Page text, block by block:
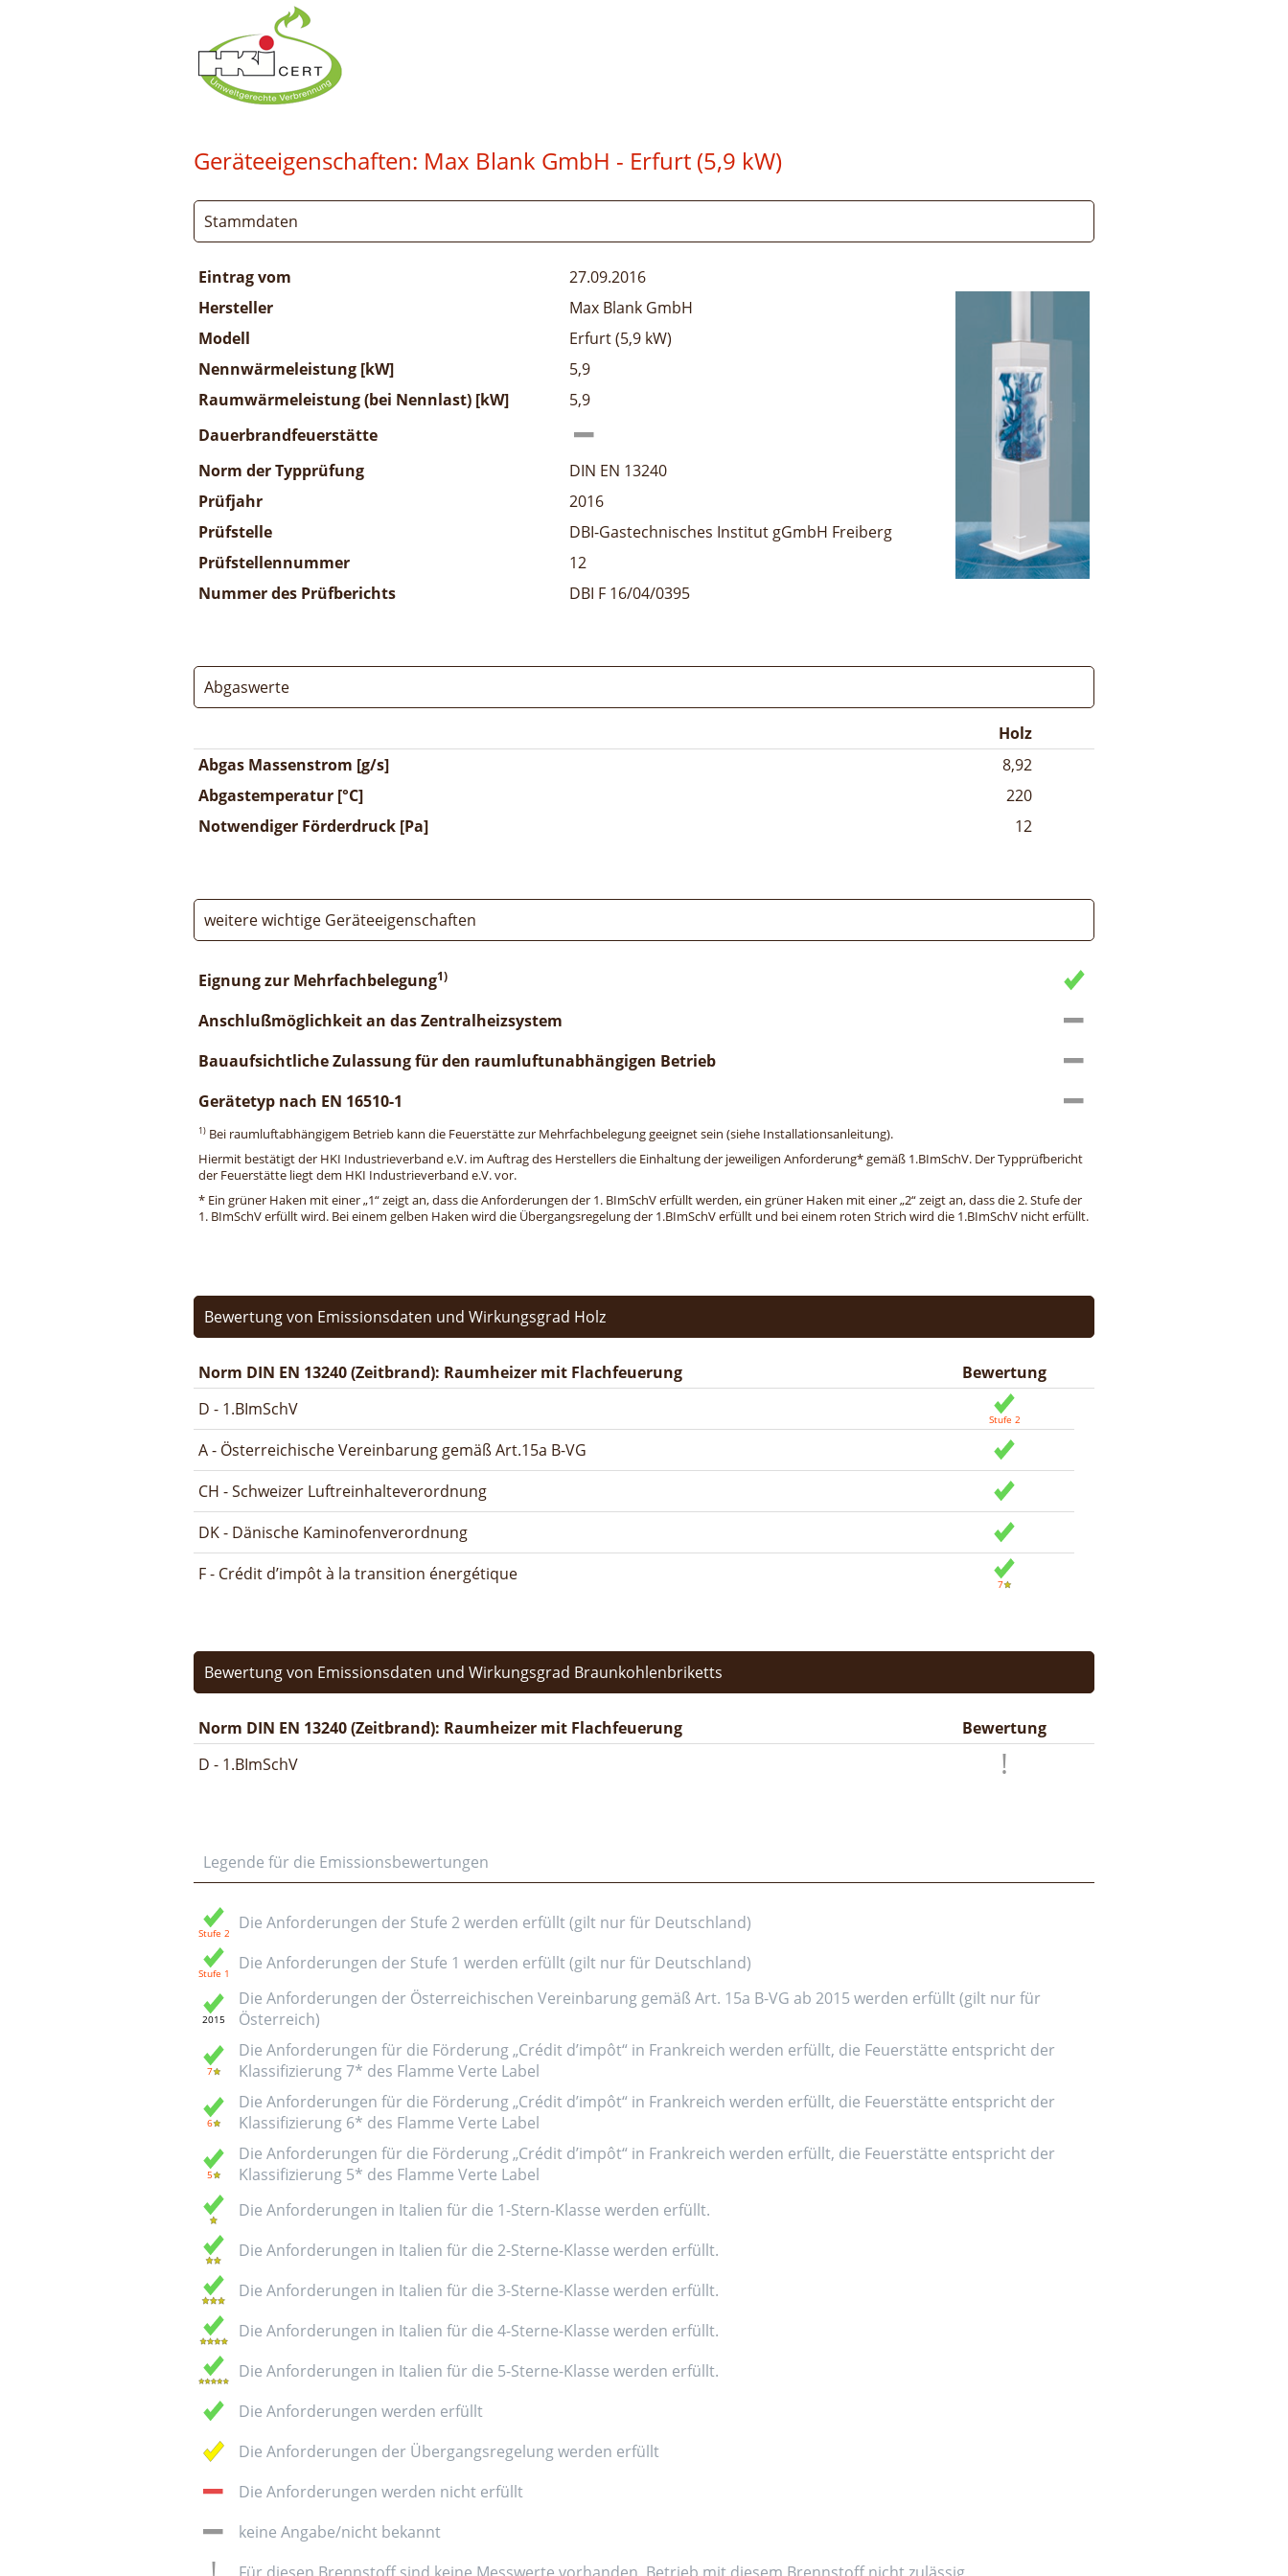
Geräteeigenschaften: Max Blank GmbH - Erfurt (5,9 kW)
Stammdaten
Eintrag vom
27.09.2016
Hersteller
Max Blank GmbH
Modell
Erfurt (5,9 kW)
Nennwärmeleistung [kW]
5,9
Raumwärmeleistung (bei Nennlast) [kW]
5,9
Dauerbrandfeuerstätte
Norm der Typprüfung
DIN EN 13240
Prüfjahr
2016
Prüfstelle
DBI-Gastechnisches Institut gGmbH Freiberg
Prüfstellennummer
12
Nummer des Prüfberichts
DBI F 16/04/0395
Abgaswerte
Holz
Abgas Massenstrom [g/s]
8,92
Abgastemperatur [°C]
220
Notwendiger Förderdruck [Pa]
12
weitere wichtige Geräteeigenschaften
Eignung zur Mehrfachbelegung1)
Anschlußmöglichkeit an das Zentralheizsystem
Bauaufsichtliche Zulassung für den raumluftunabhängigen Betrieb
Gerätetyp nach EN 16510-1
1) Bei raumluftabhängigem Betrieb kann die Feuerstätte zur Mehrfachbelegung geeignet sein (siehe Installationsanleitung).
Hiermit bestätigt der HKI Industrieverband e.V. im Auftrag des Herstellers die Einhaltung der jeweiligen Anforderung* gemäß 1.BImSchV. Der Typprüfbericht
der Feuerstätte liegt dem HKI Industrieverband e.V. vor.
* Ein grüner Haken mit einer „1“ zeigt an, dass die Anforderungen der 1. BImSchV erfüllt werden, ein grüner Haken mit einer „2“ zeigt an, dass die 2. Stufe der
1. BImSchV erfüllt wird. Bei einem gelben Haken wird die Übergangsregelung der 1.BImSchV erfüllt und bei einem roten Strich wird die 1.BImSchV nicht erfüllt.
Bewertung von Emissionsdaten und Wirkungsgrad Holz
Norm DIN EN 13240 (Zeitbrand): Raumheizer mit Flachfeuerung
Bewertung
D - 1.BImSchV
A - Österreichische Vereinbarung gemäß Art.15a B-VG
CH - Schweizer Luftreinhalteverordnung
DK - Dänische Kaminofenverordnung
F - Crédit d’impôt à la transition énergétique
Bewertung von Emissionsdaten und Wirkungsgrad Braunkohlenbriketts
Norm DIN EN 13240 (Zeitbrand): Raumheizer mit Flachfeuerung
Bewertung
D - 1.BImSchV
Legende für die Emissionsbewertungen
Die Anforderungen der Stufe 2 werden erfüllt (gilt nur für Deutschland)
Die Anforderungen der Stufe 1 werden erfüllt (gilt nur für Deutschland)
Die Anforderungen der Österreichischen Vereinbarung gemäß Art. 15a B-VG ab 2015 werden erfüllt (gilt nur für
Österreich)
Die Anforderungen für die Förderung „Crédit d’impôt“ in Frankreich werden erfüllt, die Feuerstätte entspricht der
Klassifizierung 7* des Flamme Verte Label
Die Anforderungen für die Förderung „Crédit d’impôt“ in Frankreich werden erfüllt, die Feuerstätte entspricht der
Klassifizierung 6* des Flamme Verte Label
Die Anforderungen für die Förderung „Crédit d’impôt“ in Frankreich werden erfüllt, die Feuerstätte entspricht der
Klassifizierung 5* des Flamme Verte Label
Die Anforderungen in Italien für die 1-Stern-Klasse werden erfüllt.
Die Anforderungen in Italien für die 2-Sterne-Klasse werden erfüllt.
Die Anforderungen in Italien für die 3-Sterne-Klasse werden erfüllt.
Die Anforderungen in Italien für die 4-Sterne-Klasse werden erfüllt.
Die Anforderungen in Italien für die 5-Sterne-Klasse werden erfüllt.
Die Anforderungen werden erfüllt
Die Anforderungen der Übergangsregelung werden erfüllt
Die Anforderungen werden nicht erfüllt
keine Angabe/nicht bekannt